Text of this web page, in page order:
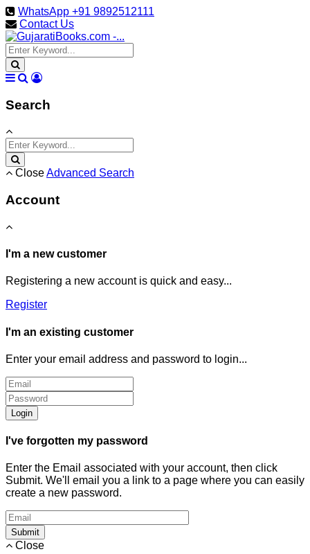
WhatsApp +91 9892512111
Contact Us
Search
CloseAdvanced Search
Account
I'm a new customer
Registering a new account is quick and easy...
Register
I'm an existing customer
Enter your email address and password to login...
Login
I've forgotten my password
Enter the Email associated with your account, then click
Submit. We'll email you a link to a page where you can easily
create a new password.
Submit
Close